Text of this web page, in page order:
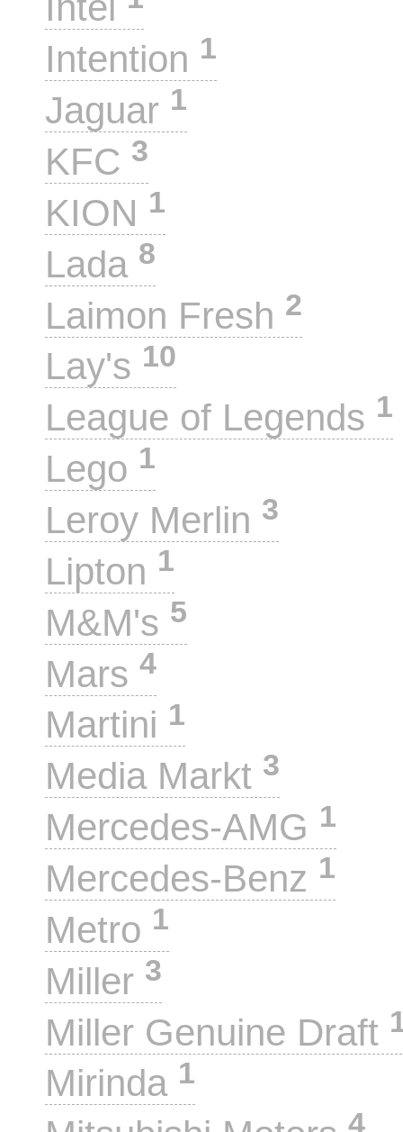
Intention 1
Jaguar 1
KFC 3
KION 1
Lada 8
Laimon Fresh 2
Lay's 10
League of Legends 1
Lego 1
Leroy Merlin 3
Lipton 1
M&M's 5
Mars 4
Martini 1
Media Markt 3
Mercedes-AMG 1
Mercedes-Benz 1
Metro 1
Miller 3
Miller Genuine Draft
Mirinda 1
4